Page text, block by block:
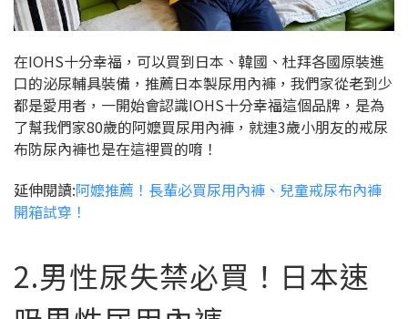
在IOHS十分幸福，可以買到日本、韓國、杜拜各國原裝進
口的泌尿輔具裝備，推薦日本製尿用內褲，我們家從老到少
都是愛用者，一開始會認識IOHS十分幸福這個品牌，是為
了幫我們家80歲的阿嬤買尿用內褲，就連3歲小朋友的戒尿
布防尿內褲也是在這裡買的唷！
延伸閱讀:阿嬤推薦！長輩必買尿用內褲、兒童戒尿布內褲
開箱試穿！
2.男性尿失禁必買！日本速